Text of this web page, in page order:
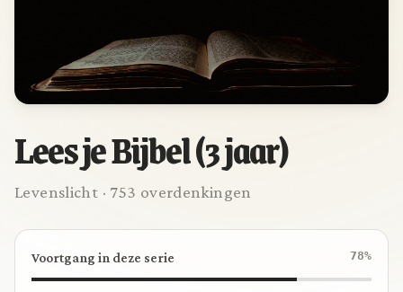
Lees je Bijbel (3 jaar)
Levenslicht · 753 overdenkingen
Voortgang in deze serie 78%